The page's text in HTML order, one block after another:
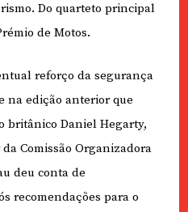
Do quarteto principal
de Motos.
reforço da segurança
na edição anterior que
britânico Daniel Hegarty,
Comissão Organizadora
deu conta de
recomendações para o